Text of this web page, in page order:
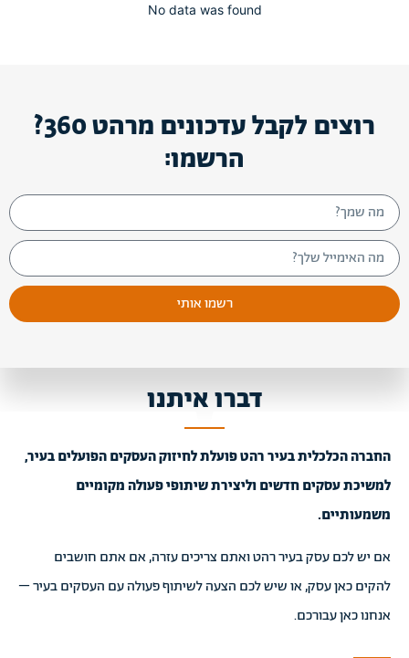
No data was found
רוצים לקבל עדכונים מרהט 360?
הרשמו:
רשמו אותי
דברו איתנו
החברה הכלכלית בעיר רהט פועלת לחיזוק העסקים הפועלים בעיר,
למשיכת עסקים חדשים וליצירת שיתופי פעולה מקומיים
משמעותיים.
אם יש לכם עסק בעיר רהט ואתם צריכים עזרה, אם אתם חושבים
להקים כאן עסק, או שיש לכם הצעה לשיתוף פעולה עם העסקים בעיר –
אנחנו כאן עבורכם.